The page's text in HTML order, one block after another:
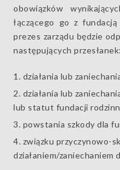
obowiązków
łączącego go z
prezes zarządu będzie
następujących przesłanek:
działania lub
działania lub
lub statut fundacji
powstania szkody dla
związku przyczynowo-
działaniem/zaniechaniem